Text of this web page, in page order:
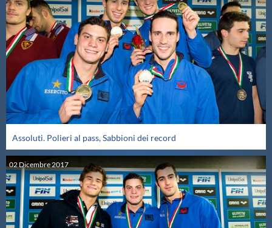
Assoluti. Polieri al pass, Sabbioni dei record
02 Dicembre 2017